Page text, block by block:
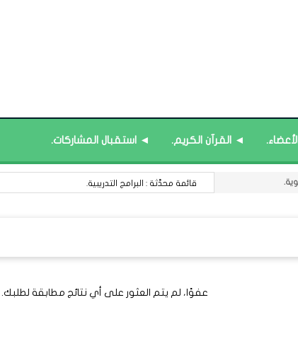
◄ القرآن الكريم. ◄ استقبال المشاركات.
قائمة محدَّثة : البرامج التدريبية.
عفوًا، لم يتم العثور على أي نتائج مطابقة لطلبك.